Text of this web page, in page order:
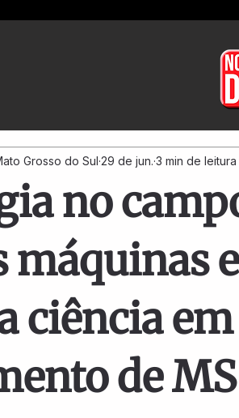
no
máquinas
ciência em
de MS
Grosso do Sul 29 de jun. 3 min de leitura